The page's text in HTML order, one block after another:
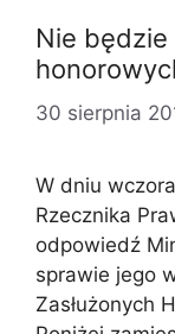
Nie będzie
30 sierpnia
W dniu
Rzecznika
odpowiedź
sprawie jego
Zasłużonych